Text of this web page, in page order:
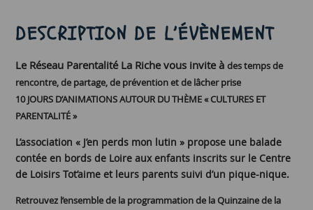
DESCRIPTION DE L’ÉVÈNEMENT
Le Réseau Parentalité La Riche vous invite àdes temps de
rencontre, de partage, de prévention et de lâcher prise
10 JOURS D’ANIMATIONS AUTOUR DU THÈME « CULTURES ET
PARENTALITÉ »
L’association « J’en perds mon lutin » propose une balade
contée en bords de Loire aux enfants inscrits sur le Centre
de Loisirs Tot’aime et leurs parents suivi d’un pique-nique.
Retrouvez l’ensemble de la programmation de la Quinzaine de la